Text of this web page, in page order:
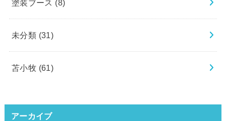
塗装ブース (8)
未分類 (31)
苫小牧 (61)
アーカイブ